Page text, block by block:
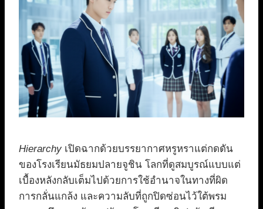
Hierarchy เปิดฉากด้วยบรรยากาศหรูหราแต่กดดัน
ของโรงเรียนมัธยมปลายจูชิน โลกที่ดูสมบูรณ์แบบแต่
เบื้องหลังกลับเต็มไปด้วยการใช้อำนาจในทางที่ผิด
การกลั่นแกล้ง และความลับที่ถูกปิดซ่อนไว้ใต้พรม